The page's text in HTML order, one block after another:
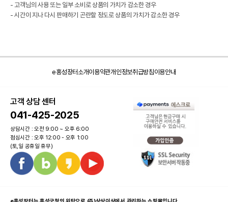
- 고객님의 사용 또는 일부 소비로 상품의 가치가 감소한 경우
- 시간이 지나 다시 판매하기 곤란할 정도로 상품의 가치가 감소한 경우
e홍성장터소개이용약관개인정보취급방침이용안내
고객 상담 센터
041-425-2025
상담시간 : 오전 9:00 ~ 오후 6:00
점심시간 : 오후 12:00 - 오후 1:00
(토,일 공휴일 휴무)